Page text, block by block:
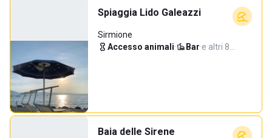
Spiaggia Lido Galeazzi
Sirmione
Accesso animali· Bar·e altri 8…
Baia delle Sirene